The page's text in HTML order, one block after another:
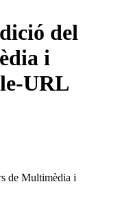
del
i
URL
de Multimèdia i